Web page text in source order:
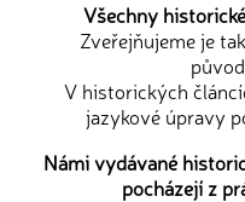
Všechny
Zveřejňujeme je
V historických
jazykové úpravy
Námi vydávané
pocházejí z